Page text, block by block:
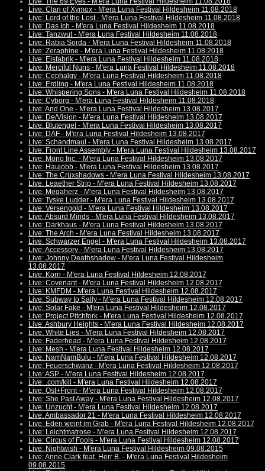
Live: Clan of Xymox - M'era Luna Festival Hildesheim 11.08.2018
Live: Lord of the Lost - M'era Luna Festival Hildesheim 11.08.2018
Live: Das Ich - M'era Luna Festival Hildesheim 11.08.2018
Live: Tanzwut - M'era Luna Festival Hildesheim 11.08.2018
Live: Rabia Sorda - M'era Luna Festival Hildesheim 11.08.2018
Live: Zeraphine - M'era Luna Festival Hildesheim 11.08.2018
Live: Eisfabrik - M'era Luna Festival Hildesheim 11.08.2018
Live: Merciful Nuns - M'era Luna Festival Hildesheim 11.08.2018
Live: Cephalgy - M'era Luna Festival Hildesheim 11.08.2018
Live: Erdling - M'era Luna Festival Hildesheim 11.08.2018
Live: Whispering Sons - M'era Luna Festival Hildesheim 11.08.2018
Live: Cyborg - M'era Luna Festival Hildesheim 11.08.2018
Live: And One - M'era Luna Festival Hildesheim 13.08.2017
Live: De/Vision - M'era Luna Festival Hildesheim 13.08.2017
Live: Blutengel - M'era Luna Festival Hildesheim 13.08.2017
Live: DAF - M'era Luna Festival Hildesheim 13.08.2017
Live: Schandmaul - M'era Luna Festival Hildesheim 13.08.2017
Live: Front Line Assembly - M'era Luna Festival Hildesheim 13.08.2017
Live: Mono Inc. - M'era Luna Festival Hildesheim 13.08.2017
Live: Haujobb - M'era Luna Festival Hildesheim 13.08.2017
Live: The Crüxshadows - M'era Luna Festival Hildesheim 13.08.2017
Live: Leaether Strip - M'era Luna Festival Hildesheim 13.08.2017
Live: Megaherz - M'era Luna Festival Hildesheim 13.08.2017
Live: Tyske Ludder - M'era Luna Festival Hildesheim 13.08.2017
Live: Versengold - M'era Luna Festival Hildesheim 13.08.2017
Live: Absurd Minds - M'era Luna Festival Hildesheim 13.08.2017
Live: Darkhaus - M'era Luna Festival Hildesheim 13.08.2017
Live: The Arch - M'era Luna Festival Hildesheim 13.08.2017
Live: Schwarzer Engel - M'era Luna Festival Hildesheim 13.08.2017
Live: Accessory - M'era Luna Festival Hildesheim 13.08.2017
Live: Johnny Deathshadow - M'era Luna Festival Hildesheim
13.08.2017
Live: Korn - M'era Luna Festival Hildesheim 12.08.2017
Live: Covenant - M'era Luna Festival Hildesheim 12.08.2017
Live: KMFDM - M'era Luna Festival Hildesheim 12.08.2017
Live: Subway to Sally - M'era Luna Festival Hildesheim 12.08.2017
Live: Solar Fake - M'era Luna Festival Hildesheim 12.08.2017
Live: Project Pitchfork - M'era Luna Festival Hildesheim 12.08.2017
Live: Ashbury Heights - M'era Luna Festival Hildesheim 12.08.2017
Live: White Lies - M'era Luna Festival Hildesheim 12.08.2017
Live: Faderhead - M'era Luna Festival Hildesheim 12.08.2017
Live: Mesh - M'era Luna Festival Hildesheim 12.08.2017
Live: NamNamBulu - M'era Luna Festival Hildesheim 12.08.2017
Live: Feuerschwanz - M'era Luna Festival Hildesheim 12.08.2017
Live: ASP - M'era Luna Festival Hildesheim 12.08.2017
Live: .com/kill - M'era Luna Festival Hildesheim 12.08.2017
Live: Ost+Front - M'era Luna Festival Hildesheim 12.08.2017
Live: She Past Away - M'era Luna Festival Hildesheim 12.08.2017
Live: Unzucht - M'era Luna Festival Hildesheim 12.08.2017
Live: Ambassador 21 - M'era Luna Festival Hildesheim 12.08.2017
Live: Eden weint im Grab - M'era Luna Festival Hildesheim 12.08.2017
Live: Leichtmatrose - M'era Luna Festival Hildesheim 12.08.2017
Live: Circus of Fools - M'era Luna Festival Hildesheim 12.08.2017
Live: Nightwish - M'era Luna Festival Hildesheim 09.08.2015
Live: Anne Clark feat. Herr B. - M'era Luna Festival Hildesheim
09.08.2015